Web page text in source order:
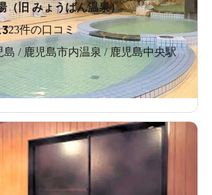
（旧 みょうばん温泉）
23件の口コミ
島 / 鹿児島市内温泉 / 鹿児島中央駅